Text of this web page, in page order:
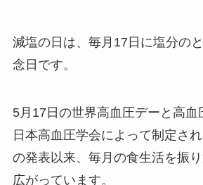
減塩の日は、毎月17日に塩分の
念日です。
5月17日の世界高血圧デーと高血
日本高血圧学会によって制定さ
の発表以来、毎月の食生活を振
広がっています。